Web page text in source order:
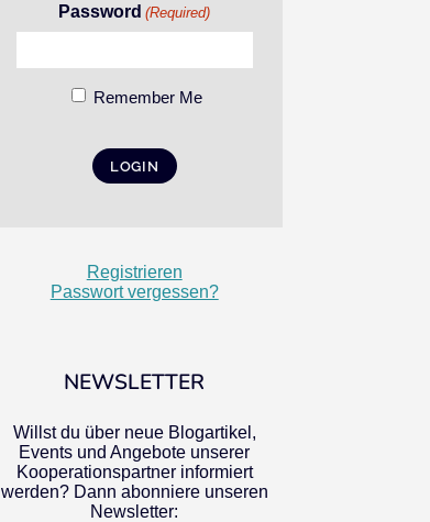
Password (Required)
Remember Me
Registrieren
Passwort vergessen?
NEWSLETTER
Willst du über neue Blogartikel,
Events und Angebote unserer
Kooperationspartner informiert
werden? Dann abonniere unseren
Newsletter: